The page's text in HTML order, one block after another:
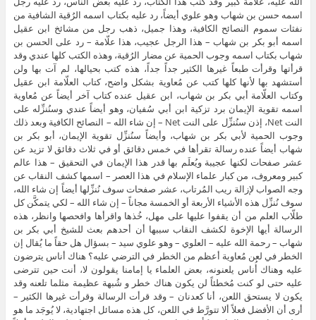
اسمه حسن بن شهاب وهو علوي أيضاً، رد عليه بكتاب اسمه الرُقية الشافية من
نفثات سموم النصائح الكافية، وهذا جميل، ذهب رجل من مشائخ ابن عقيل
اسمه أبو بكر بن شهاب – هذا الرجل عجيب، هذا علّامة – رد على الحسن بن
شهاب بكتاب اسمه وجوب الحمية عن مضار الرُقية، وهذه الكتب كلها عندي وقد
قرأتها وقرأت طبعاً غيرها الكثير جداً جداً، هذه كتب بحيالها، لم آت بها ولن
أستشهد بها لأنها كلها كتب عن مُعاوية بشكل واضح، كتاب العلّامة ابن عقيل
وكتاب العلّامة أبي بكر بن شهاب، ابن عقيل عنده كتاب آخر أيضاً عن مُعاوية
اسمه تقوية الإيمان برد تزكية ابن أبي سُفيان، وهو أيضاً عندي وسنُنزِّله على
النت Net، إذن سنُنزِّل على النت Net – إن شاء الله – النصائح الكافية وبعد ذلك
وجوب الحمية لأبي بكر بن شهاب، وأيضاً سنُنزِّل تقوية الإيمان، أبو بكر بن
شهاب أيضاً عنده رسالة تقرأها في خمس دقائق أو في ثلاث دقائق لا تزيد عن
عشر صفحات لكنها عجيبة ويُعلَم بها قدر هذا الإيمان في التحقيق – هذا عالم
كبير ومعروف، من كبار علماء الإسلام في هذا العصر – اسمها كشف النقاب عن
وجه الصواب لإزالة ريب المُرتاب، عشر صفحات سوف نُنزِّلها أيضاً إن شاء الله،
سوف نُنزِّل هذه الأشياء الأربعة أو الخمسة مجاناً – إن شاء الله – لكي يتمكَّن كل
طلّاب العلم من أن يقفوا عليها على مهل، خُذها واقرأها وافحصها وانظر، هذه
الرسالة أيها الإخوة لكشف النقاب سببها أن أحدهم بعث للشيخ أبي بكر بن
شهاب – رحمة الله عليه – العلوي – وهو علوي سيد – بسؤال هل حقاً ما يُقال إن
الخطر في لعن مُعاوية أعظم من الخطر في الترضي عليه؟ هناك أناس يترضون
عليه وهناك أُناس يلعنونه، بعض العلماء يا إمامنا يقولون لا، أنت حين تترضى
عليه حتى لو كنت مُخطئاً لن يكون هناك خطر و شُبهة عظيمة مثلما تلعنه وقد
يكون لا يستحق اللعن، أنا كعدنان – وقد قرأت الرسالة وقرأت غيرها الكثير –
أرى أن الأفضل فعلاً ألا تتورَّط في اللعن، كل هذه مسائل اجتهادية، لا يُوجَد ما هو